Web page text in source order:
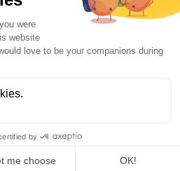
Français
English
Tous droits réservés.